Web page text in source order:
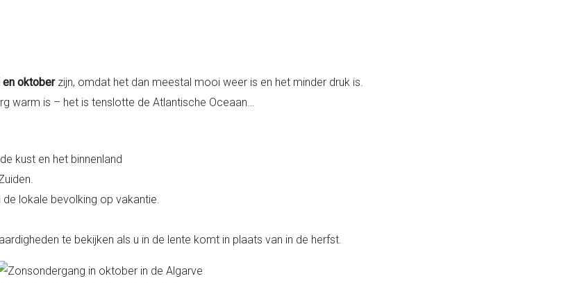
en oktoberzijn, omdat het dan meestal mooi weer is en het minder druk is.
warm is – het is tenslotte de Atlantische Oceaan…
kust en het binnenland
lokale bevolking op vakantie.
te bekijken als u in de lente komt in plaats van in de herfst.